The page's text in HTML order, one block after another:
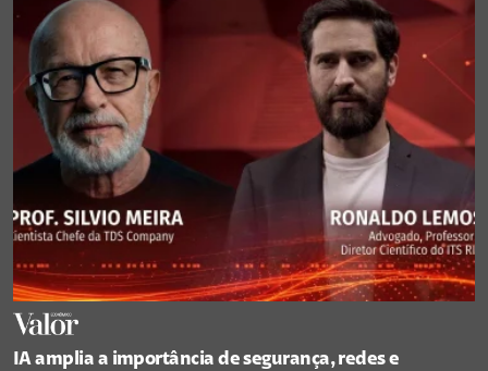
IA amplia a importância de segurança, redes e